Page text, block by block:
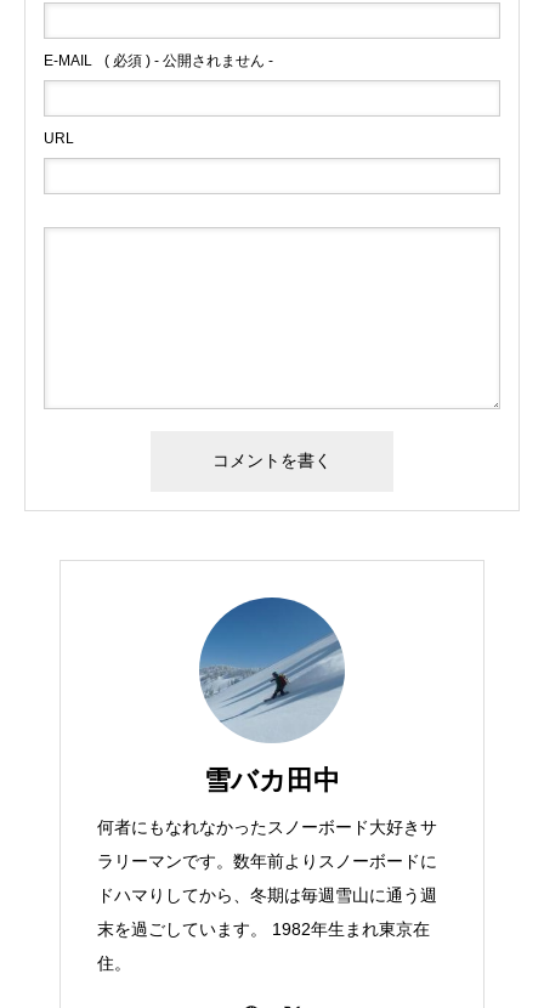
E-MAIL ( 必須 ) - 公開されません -
URL
雪バカ田中
何者にもなれなかったスノーボード大好きサ
ラリーマンです。数年前よりスノーボードに
ドハマりしてから、冬期は毎週雪山に通う週
末を過ごしています。 1982年生まれ東京在
住。